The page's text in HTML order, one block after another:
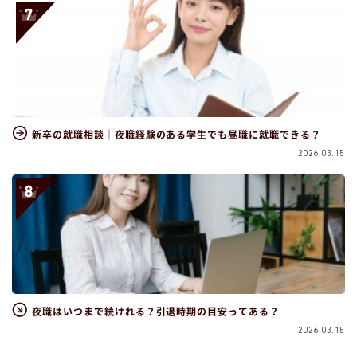
新卒の就職相談｜夜職経験のある学生でも昼職に就職できる？
2026.03.15
夜職はいつまで続けれる？引退時期の目安ってある？
2026.03.15